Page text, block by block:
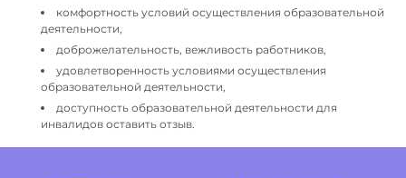
комфортность условий осуществления образовательной
деятельности,
доброжелательность, вежливость работников,
удовлетворенность условиями осуществления
образовательной деятельности,
доступность образовательной деятельности для
инвалидов оставить отзыв.